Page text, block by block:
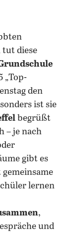
tut diese
„Top-
den
ist sie
begrüßt
– je nach
gibt es
lernen
,
und